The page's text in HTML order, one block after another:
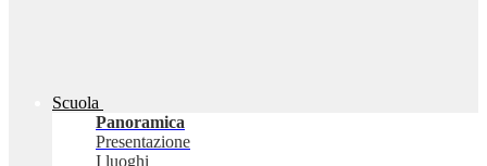
Scuola
Panoramica
Presentazione
I luoghi